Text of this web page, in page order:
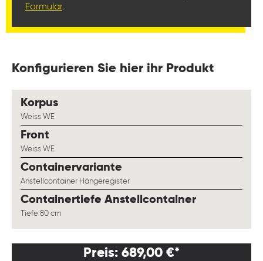
Formular.
Konfigurieren Sie hier ihr Produkt
Korpusauswählen
Weiss WE
Front
Weiss WE
Containervariante
Anstellcontainer Hängeregister
Containertiefe Anstellcontainerauswählen
Tiefe 80 cm
Preis: 689,00 €*